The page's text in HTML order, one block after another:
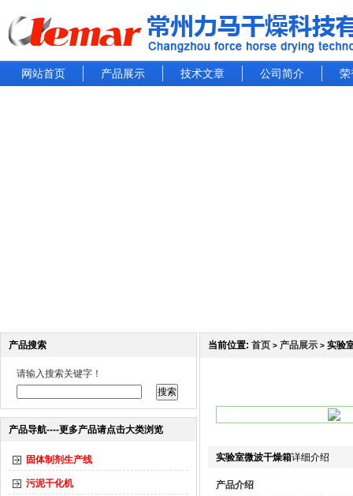
网站首页 产品展示 技术文章 公司简介 荣
产品搜索
请输入搜索关键字！
产品导航----更多产品请点击大类浏览
固体制剂生产线
污泥干化机
当前位置: 首页 > 产品展示 > 实验
实验室微波干燥箱详细介绍
产品介绍